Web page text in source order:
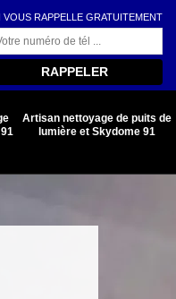
VOUS RAPPELLE GRATUITEMENT
Artisan nettoyage de puits de
lumière et Skydome 91